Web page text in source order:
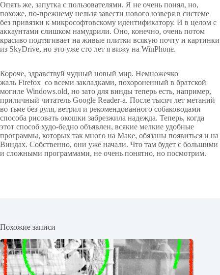
Опять же, запутка с пользователями. Я не очень понял, но,
похоже, по-прежнему нельзя завести нового юзверя в системе
без привязки к микрософтовскому идентификатору. И в целом с
аккаунтами слишком намудрили. Оно, конечно, очень потом
красиво подтягивает на живые плитки всякую почту и картинки
из SkyDrive, но это уже сто лет я вижу на WinPhone.
Короче, здравствуй чудный новый мир. Немножечко
жаль Firefox со всеми закладками, похороненный в братской
могиле Windows.old, но зато для винды теперь есть, например,
приличный читатель Google Reader-а. После тысяч лет метаний
во тьме без руля, ветрил и рекомендованного собаководами
способа рисовать окошки забрезжила надежда. Теперь, когда
этот способ худо-бедно объявлен, всякие мелкие удобные
программы, которых так много на Маке, обязаны появиться и на
Виндах. Собственно, они уже начали. Что там будет с большими
и сложными программами, не очень понятно, но посмотрим.
Похожие записи